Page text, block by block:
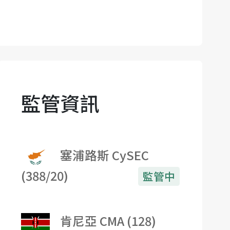
監管資訊
塞浦路斯 CySEC
(388/20)
監管中
肯尼亞 CMA (128)